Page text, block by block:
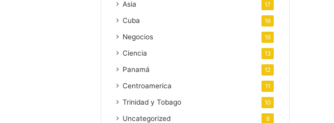
Asia 17
Cuba 16
Negocios 16
Ciencia 13
Panamá 12
Centroamerica 11
Trinidad y Tobago 10
Uncategorized 9